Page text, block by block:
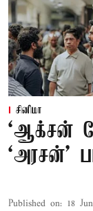
சினிமா
‘ஆக்சன்
‘அரசன்’
Published on: 18